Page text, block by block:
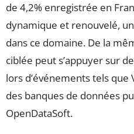
de 4,2% enregistrée en
dynamique et renouvelé,
dans ce domaine. De la
ciblée peut s’appuyer sur
lors d’événements tels que
des banques de données
OpenDataSoft.